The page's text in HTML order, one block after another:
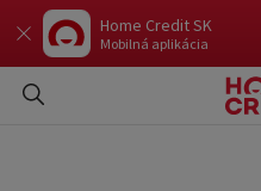
Home Credit SK
Mobilná aplikácia